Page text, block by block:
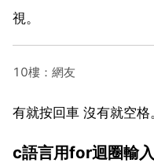
視。
10樓：網友
有就按回車 沒有就空格
c語言用for迴圈輸